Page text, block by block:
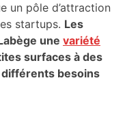
un pôle d’attraction
startups. Les
une variété
surfaces à des
différents besoins